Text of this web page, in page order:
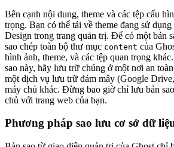
Bên cạnh nội dung, theme và các tệp cấu
trọng. Bạn có thể tải về theme đang sử
Design trong trang quản trị. Để có một bản
sao chép toàn bộ thư mục content của
hình ảnh, theme, và các tệp quan trọng
sao này, hãy lưu trữ chúng ở một nơi an
một dịch vụ lưu trữ đám mây (Google
máy chủ khác. Đừng bao giờ chỉ lưu bản
chủ với trang web của bạn.
Phương pháp sao lưu cơ sở dữ